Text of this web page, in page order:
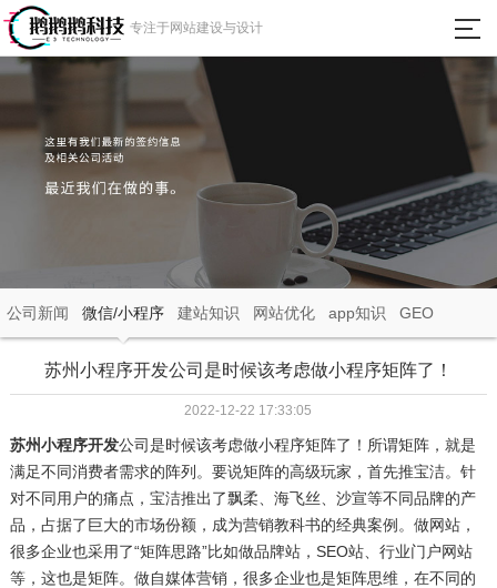
专注于网站建设与设计
瀵
微信小程序
APP定制开发
新闻动态
关于我们
公司新闻 微信/小程序 建站知识 网站优化 app知识 GEO
苏州小程序开发公司是时候该考虑做小程序矩阵了！
2022-12-22 17:33:05
苏州小程序开发公司是时候该考虑做小程序矩阵了！所谓矩阵，就是
满足不同消费者需求的阵列。要说矩阵的高级玩家，首先推宝洁。针
对不同用户的痛点，宝洁推出了飘柔、海飞丝、沙宣等不同品牌的产
品，占据了巨大的市场份额，成为营销教科书的经典案例。做网站，
很多企业也采用了“矩阵思路”比如做品牌站，SEO站、行业门户网站
等，这也是矩阵。做自媒体营销，很多企业也是矩阵思维，在不同的